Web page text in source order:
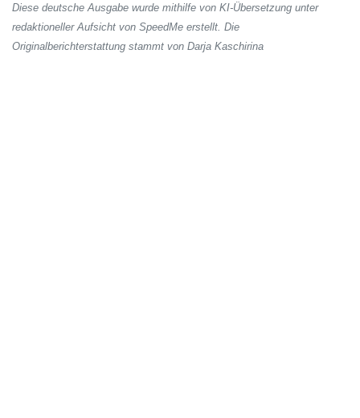
Diese deutsche Ausgabe wurde mithilfe von KI-Übersetzung unter
redaktioneller Aufsicht von SpeedMe erstellt. Die
Originalberichterstattung stammt von Darja Kaschirina